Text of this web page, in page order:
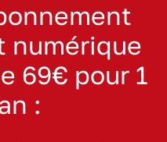
numérique
69€ pour 1
: